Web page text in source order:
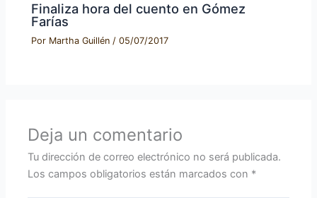
Finaliza hora del cuento en Gómez
Farías
Por Martha Guillén/05/07/2017
Deja un comentario
Tu dirección de correo electrónico no será publicada.
Los campos obligatorios están marcados con *